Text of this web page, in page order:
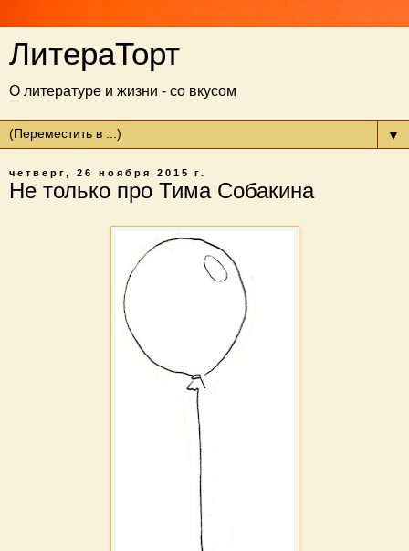
ЛитераТорт
О литературе и жизни - со вкусом
▼
четверг, 26 ноября 2015 г.
Не только про Тима Собакина